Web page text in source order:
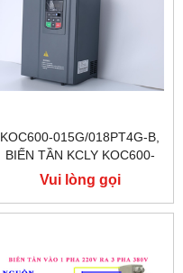
KOC600-015G/018PT4G-B,
BIẾN TẦN KCLY KOC600-
015G/018PT4G-B
Vui lòng gọi